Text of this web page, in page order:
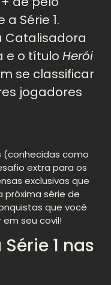
Série 1.
Catalisadora
e o título Herói
se classificar
jogadores
(conhecidas como
extra para os
exclusivas que
série de
que você
seu covil!
1 nas